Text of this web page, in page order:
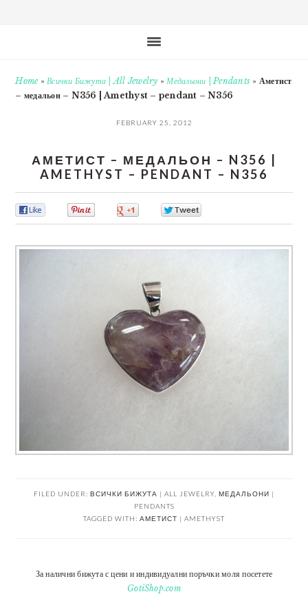
Home»Всички Бижута | All Jewelry »Медальони | Pendants » Аметист
– медальон – N356 | Amethyst – pendant – N356
FEBRUARY 25, 2012
АМЕТИСТ – МЕДАЛЬОН – N356 |
AMETHYST – PENDANT – N356
FILED UNDER: ВСИЧКИ БИЖУТА | ALL JEWELRY, МЕДАЛЬОНИ |
PENDANTS
TAGGED WITH: АМЕТИСТ | AMETHYST
За налични бижута с цени и индивидуални поръчки моля посетете
GotiShop.com